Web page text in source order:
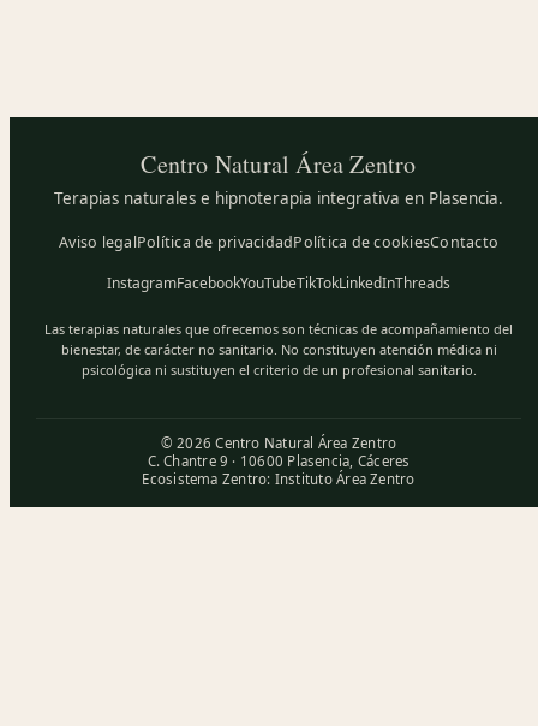
Centro NaturalÁrea Zentro
Terapias naturales e hipnoterapia integrativa en Plasencia.
Aviso legalPolítica de privacidadPolítica de cookiesContacto
InstagramFacebookYouTubeTikTokLinkedInThreads
Las terapias naturales que ofrecemos son técnicas de acompañamiento del
bienestar, de carácter no sanitario. No constituyen atención médica ni
psicológica ni sustituyen el criterio de un profesional sanitario.
© 2026 Centro Natural Área Zentro
C. Chantre 9 · 10600 Plasencia, Cáceres
Ecosistema Zentro: Instituto Área Zentro